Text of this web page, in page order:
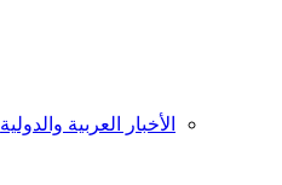
الأخبار العربية والدولية